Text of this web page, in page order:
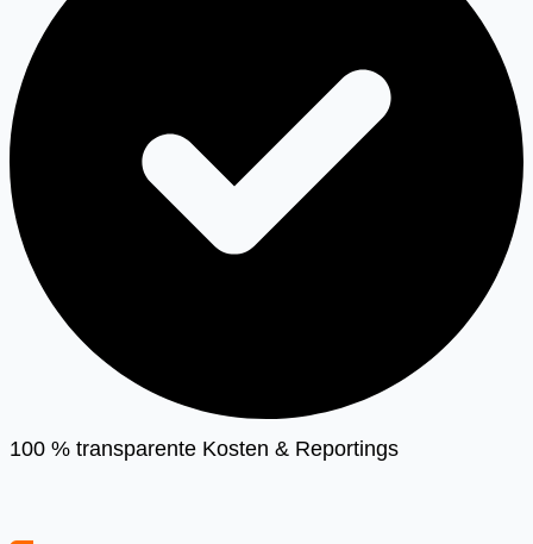
100 % transparente Kosten & Reportings